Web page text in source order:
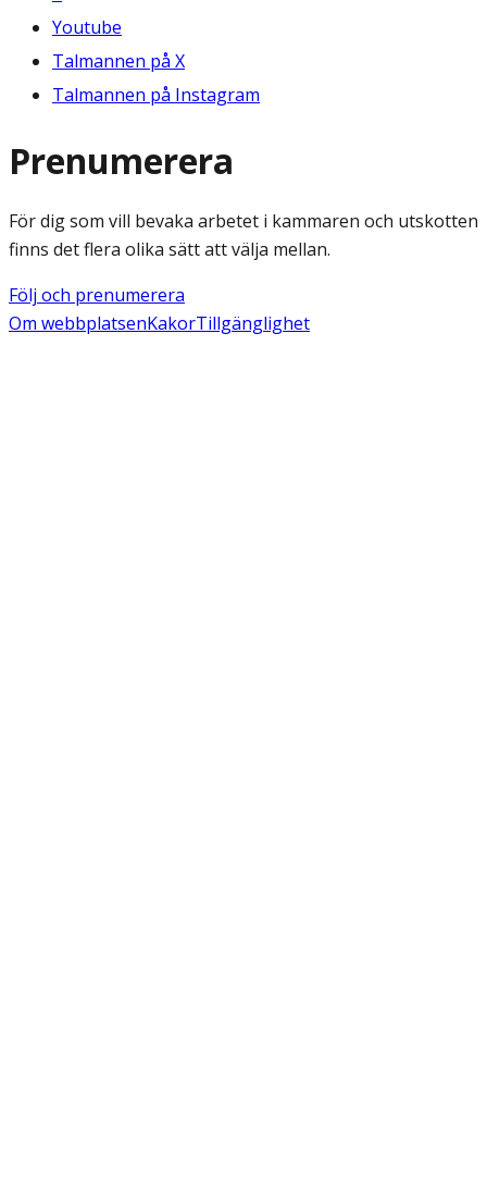
Youtube
Talmannen på X
Talmannen på Instagram
Prenumerera
För dig som vill bevaka arbetet i kammaren och utskotten
finns det flera olika sätt att välja mellan.
Följ och prenumerera
Om webbplatsenKakorTillgänglighet